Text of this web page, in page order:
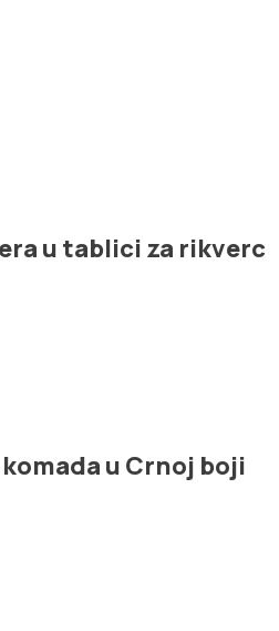
u tablici za rikverc
u Crnoj boji